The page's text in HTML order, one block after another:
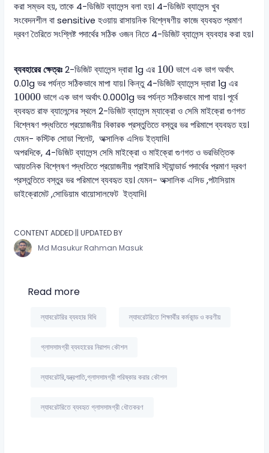
করা সম্ভব হয়, তাকে 4-ডিজিট ব্যালেন্স বলা হয়। 4-ডিজিট ব্যালেন্স খুব
সংবেদনশীল বা sensitive হওয়ায় রাসায়নিক বিশ্লেষণীয় কাজে ব্যবহৃত প্রমাণ
দ্রবণ তৈরিতে সংশ্লিষ্ট পদার্থের সঠিক ওজন নিতে 4-ডিজিট ব্যালেন্স ব্যবহার করা হয়।
ব্যবহারের ক্ষেত্রঃ 2-ডিজিট ব্যালেন্স দ্বারা 1g এর 100
100 ভাগে এক ভাগ অর্থাৎ
0.01g ভর পর্যন্ত সঠিকভাবে মাপা যায়। কিন্তু 4-ডিজিট ব্যালেন্স দ্বারা 1g এর
10000
10000ভাগে এক ভাগ অর্থাৎ 0.0001g ভর পর্যন্ত সঠিকভাবে মাপা যায়। পূর্বে
ব্যবহৃত রাফ ব্যালেন্সের স্থলে 2-ডিজিট ব্যালেন্স ম্যাক্রো ও সেমি মাইক্রো গুণগত
বিশ্লেষণ পদ্ধতিতে প্রয়োজনীয় বিকারক প্রস্তুতিতে বস্তুর ভর পরিমাপে ব্যবহৃত হয়।
যেমন- কস্টিক সোডা পিলেট, অক্সালিক এসিড ইত্যাদি।
অপরদিকে, 4-ডিজিট ব্যালেন্স সেমি মাইক্রো ও মাইক্রো গুণগত ও ভরভিত্তিক
আয়তনিক বিশ্লেষণ পদ্ধতিতে প্রয়োজনীয় প্রাইমারি স্ট্যান্ডার্ড পদার্থের প্রমাণ দ্রবণ
প্রস্তুতিতে বস্তুর ভর পরিমাপে ব্যবহৃত হয়। যেমন- অক্সালিক এসিড ,পটাসিয়াম
ডাইক্রোমেট ,সোডিয়াম থায়োসালফেট ইত্যাদি।
CONTENT ADDED || UPDATED BY
Md Masukur Rahman Masuk
Read more
ল্যাবরেটরির ব্যবহার বিধি ল্যাবরেটরিতে শিক্ষার্থীর কর্মকান্ড ও করণীয়
গ্লাসসামগ্রী ব্যবহারের নিরাপদ কৌশল
ল্যাবরেটরি,যন্ত্রপাতি,গ্লাসসামগ্রী পরিষ্কার করার কৌশল
ল্যাবরেটরিতে ব্যবহৃত গ্লাসসামগ্রী ধৌতকরণ